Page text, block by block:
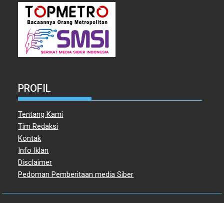
PROFIL
Tentang Kami
Tim Redaksi
Kontak
Info Iklan
Disclaimer
Pedoman Pemberitaan media Siber